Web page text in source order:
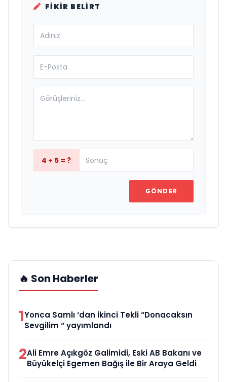
FIKIR BELIRT
4 + 5 = ?
GÖNDER
🔥 Son Haberler
1Yonca Samlı ‘dan İkinci Tekli “Donacaksın
Sevgilim “ yayımlandı
2Ali Emre Açıkgöz Galimidi, Eski AB Bakanı ve
Büyükelçi Egemen Bağış ile Bir Araya Geldi